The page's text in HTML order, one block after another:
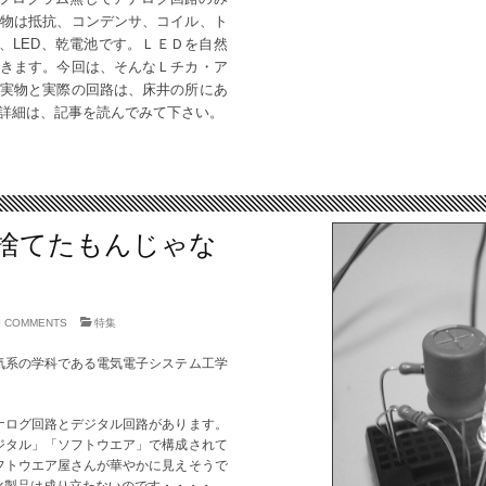
は抵抗、コンデンサ、コイル、ト
LED、乾電池です。
ＬＥＤを自然
ます。今回は、そんなＬチカ・ア
実物と実際の回路は、床井の所にあ
細は、記事を読んでみて下さい。
てたもんじゃな
COMMENTS 特集
の学科である電気電子システム工学
グ回路とデジタル回路があります。
ル」「ソフトウエア」で構成されて
ウエア屋さんが華やかに見えそうで